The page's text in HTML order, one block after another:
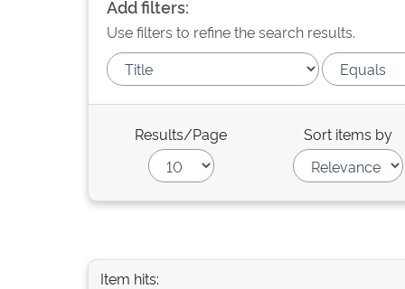
Add filters:
Use filters to refine the search results.
Results/Page Sort items by
Item hits: